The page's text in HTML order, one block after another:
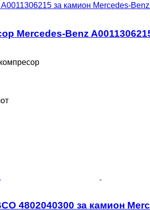
за камион Mercedes-
Mercedes-Benz
4802040300 за камион